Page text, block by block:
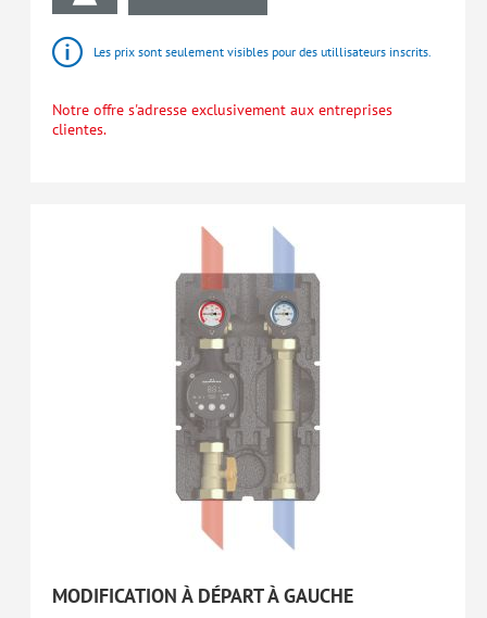
Les prix sont seulement visibles pour des utillisateurs inscrits.
Notre offre s'adresse exclusivement aux entreprises
clientes.
MODIFICATION À DÉPART À GAUCHE